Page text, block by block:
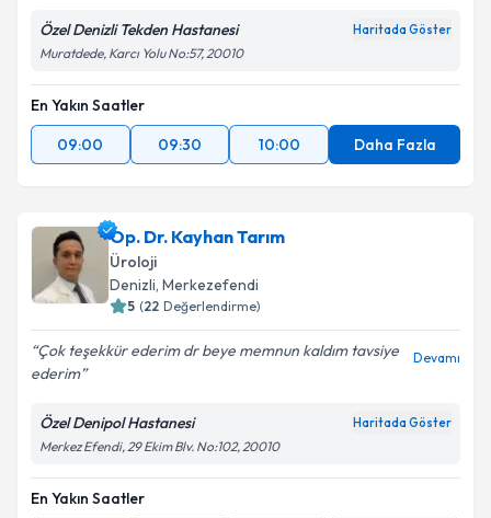
Özel Denizli Tekden Hastanesi Haritada Göster
Muratdede, Karcı Yolu No:57, 20010
En Yakın Saatler
09:00
09:30 10:00 Daha Fazla
Op. Dr. Kayhan Tarım
Üroloji
Denizli, Merkezefendi
5 (22 Değerlendirme)
Çok teşekkür ederim dr beye memnun kaldım tavsiye
ederim
Devamı
Özel Denipol Hastanesi Haritada Göster
Merkez Efendi, 29 Ekim Blv. No:102, 20010
En Yakın Saatler